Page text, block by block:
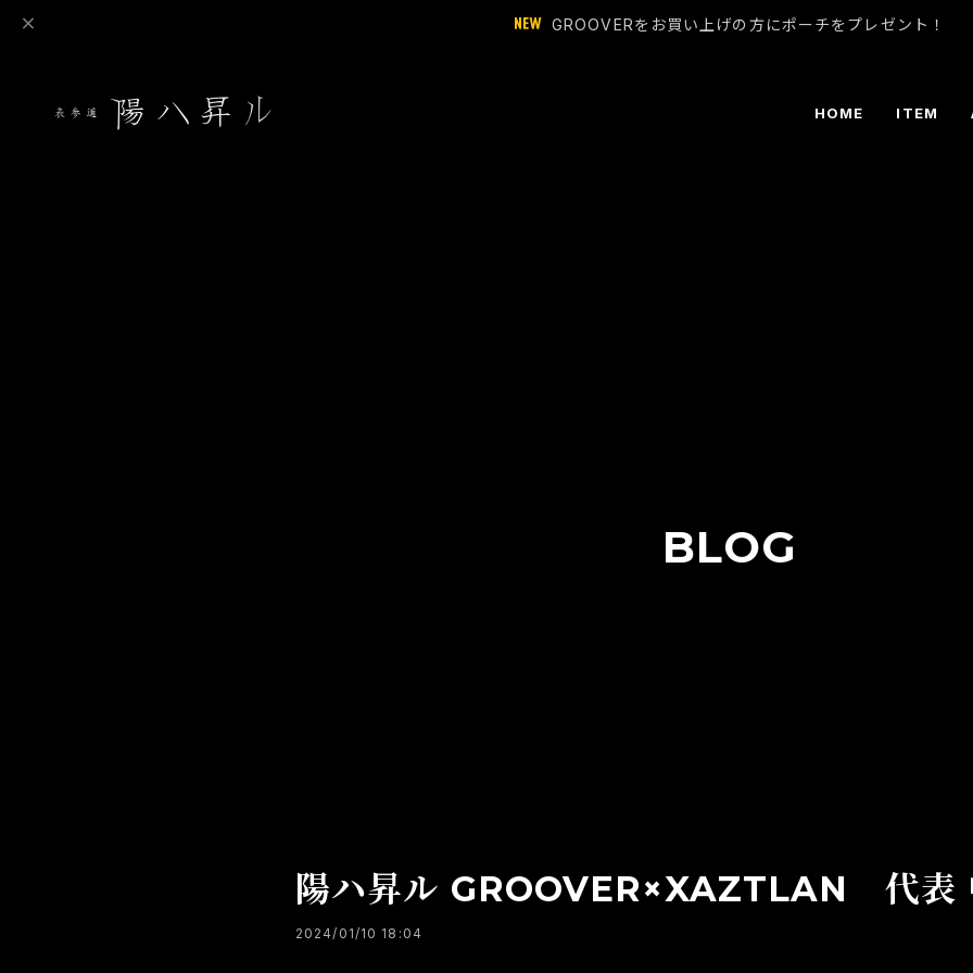
GROOVERをお買い上げの方にポーチをプレゼント！
HOME ITEM
BLOG
陽ハ昇ル GROOVER×XAZTLAN 代表
2024/01/10 18:04